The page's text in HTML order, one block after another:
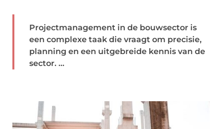
Projectmanagement in de bouwsector is
een complexe taak die vraagt om precisie,
planning en een uitgebreide kennis van de
sector. ...